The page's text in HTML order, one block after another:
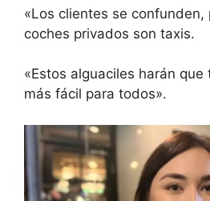
«Los clientes se confunden,
coches privados son taxis.
«Estos alguaciles harán
más fácil para todos».